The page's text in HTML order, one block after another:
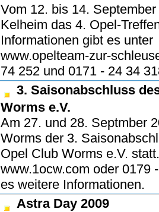
Vom 12. bis 14.
Kelheim das 4. Opel-
Informationen gibt es unter
www.opelteam-zur-
74 252 und 0171 - 24 34
3. Saisonabschluss
Worms e.V.
Am 27. und 28. Septmber
Worms der 3.
Opel Club Worms e.V.
www.1ocw.com oder 0179
es weitere Informationen.
Astra Day 2009